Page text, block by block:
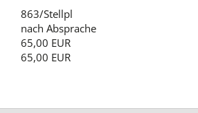
863/Stellpl
nach Absprache
65,00 EUR
65,00 EUR